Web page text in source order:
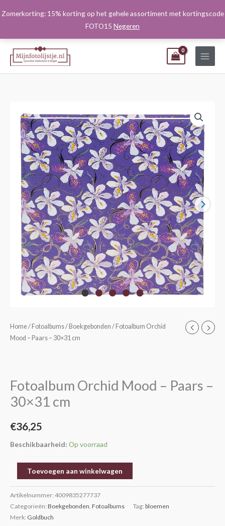
Zomerkorting: 15% korting op het gehele assortiment met kortingscode
FOTO15 Negeren
naar
Home/ Fotoalbums/ Boekgebonden / Fotoalbum Orchid
Mood – Paars – 30×31 cm
Fotoalbum Orchid Mood – Paars –
30×31 cm
€36,25
Beschikbaarheid: Op voorraad
Fotoalbum
Orchid
-
30x31
aantal
Toevoegen aan winkelwagen
Artikelnummer: 4009835277737
Categorieën: Boekgebonden Fotoalbums Tag: bloemen
Merk: Goldbuch